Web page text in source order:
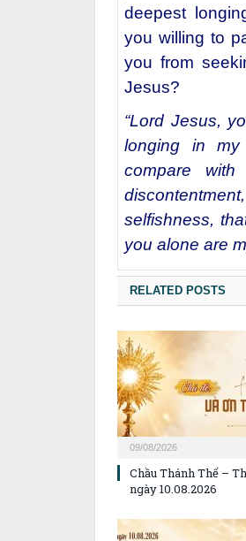
deepest
you willing to
you from
Jesus?
“Lord Jesus,
longing in
compare
selfishness,
you alone are
RELATED POSTS
09/08/2026
Chầu Thánh Thể –
ngày 10.08.2026